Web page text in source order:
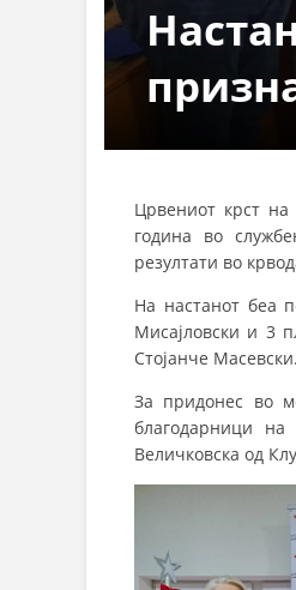
Црвениот крст
година во
резултати во
На настанот беа
Мисајловски и 3
Стојанче Масевски.
За придонес во
благодарници
Величковска од